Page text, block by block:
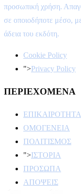
προσωπική χρήση.
σε οποιοδήποτε μέσο,
άδεια του εκδότη.
Cookie Policy
">Privacy Policy
ΠΕΡΙΕΧΟΜΕΝΑ
ΕΠΙΚΑΙΡΟΤΗΤΑ
ΟΜΟΓΕΝΕΙΑ
ΠΟΛΙΤΙΣΜΟΣ
">ΙΣΤΟΡΙΑ
ΠΡΟΣΩΠΑ
ΑΠΟΨΕΙΣ